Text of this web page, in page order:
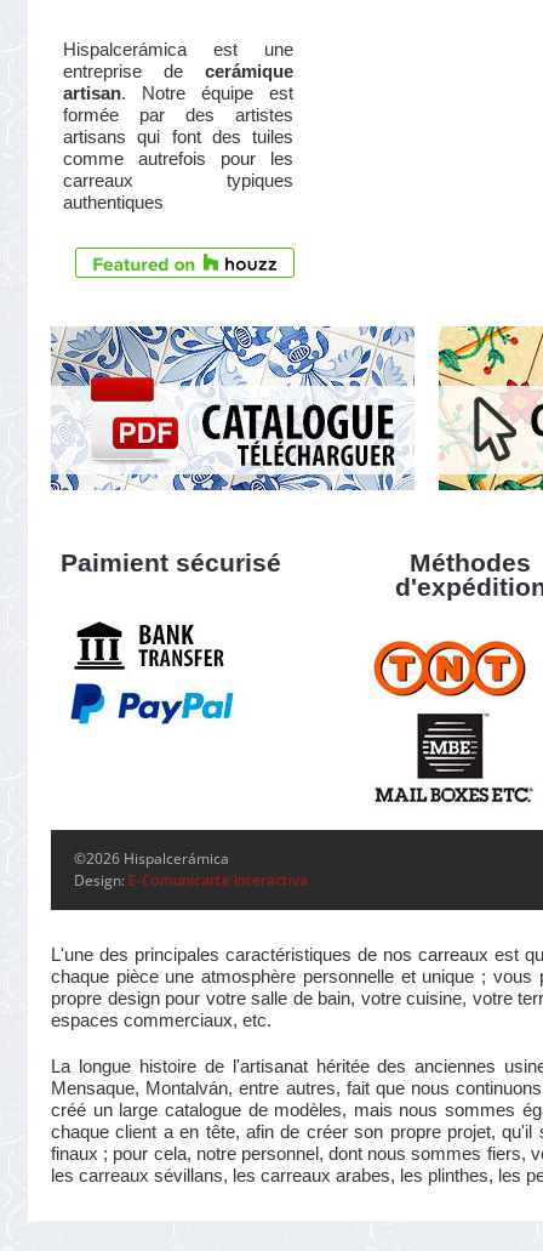
Hispalcerámica est une
entreprise de cerámique
artisan. Notre équipe est
formée par des artistes
artisans qui font des tuiles
comme autrefois pour les
carreaux typiques
authentiques
Paimient sécurisé
Méthodes
©2026 Hispalcerámica
Design: E-Comunicarte Interactiva
L'une des principales caractéristiques de nos carreaux est
chaque pièce une atmosphère personnelle et unique ;
propre design pour votre salle de bain, votre cuisine, votre
espaces commerciaux, etc.
La longue histoire de l'artisanat héritée des anciennes
Mensaque, Montalván, entre autres, fait que nous
créé un large catalogue de modèles, mais nous sommes
chaque client a en tête, afin de créer son propre projet,
finaux ; pour cela, notre personnel, dont nous sommes fiers,
les carreaux sévillans, les carreaux arabes, les plinthes, les